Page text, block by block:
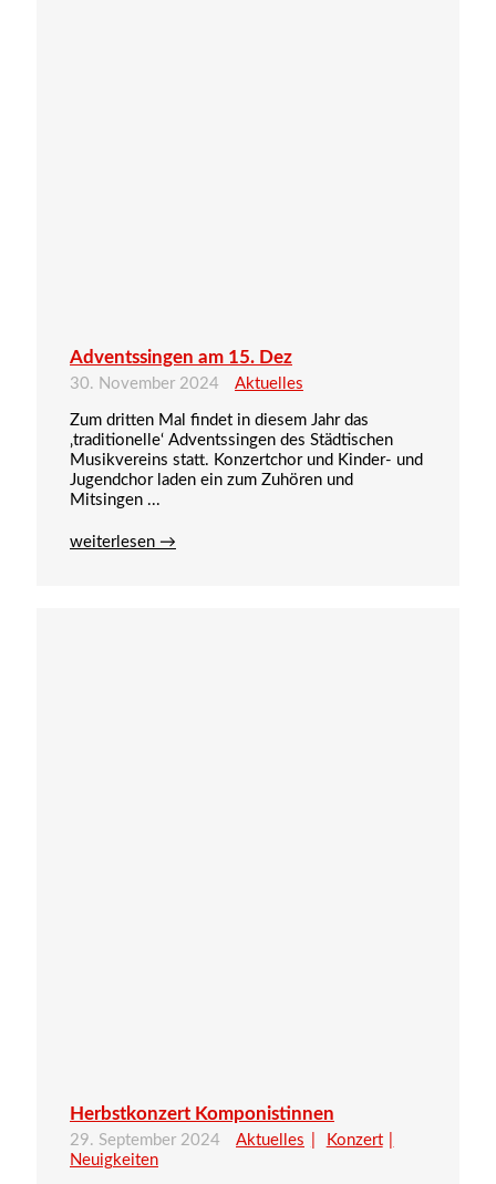
Adventssingen am 15. Dez
30. November 2024 Aktuelles
Zum dritten Mal findet in diesem Jahr das
‚traditionelle‘ Adventssingen des Städtischen
Musikvereins statt. Konzertchor und Kinder- und
Jugendchor laden ein zum Zuhören und
Mitsingen ...
weiterlesen →
Herbstkonzert Komponistinnen
29. September 2024 Aktuelles
Konzert
Neuigkeiten